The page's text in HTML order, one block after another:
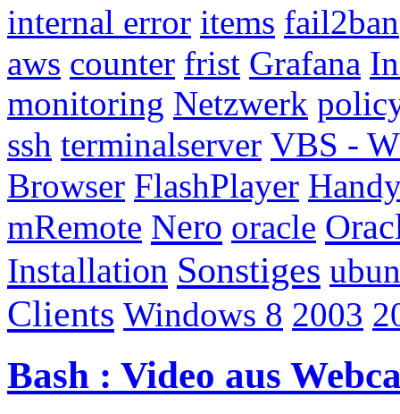
internal error items fail2ban
aws counter frist Grafana
monitoring Netzwerk
ssh terminalserver VBS -
Browser FlashPlayer
mRemote Nero oracle
Installation Sonstiges
Clients Windows 8 2003
Bash : Video aus